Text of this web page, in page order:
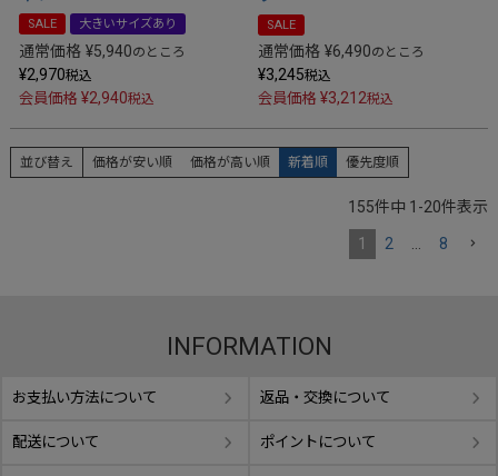
SALE 大きいサイズあり
通常価格 ¥5,940のところ
¥2,970税込
会員価格 ¥2,940税込
SALE
通常価格 ¥6,490のところ
¥3,245税込
会員価格 ¥3,212税込
並び替え 価格が安い順 価格が高い順 新着順 優先度順
155件中 1 -20件表示
1 2 … 8
INFORMATION
お支払い方法について 返品・交換について
配送について ポイントについて